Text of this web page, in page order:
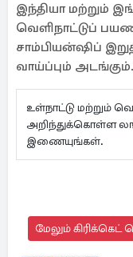
இந்தியா மற்றும்
வெளிநாட்டுப்
சாம்பியன்ஷிப்
வாய்ப்பும் அடங்கும்.
உள்நாட்டு மற்றும்
அறிந்துக்கொள்ள
இணையுங்கள்.
மேலும்